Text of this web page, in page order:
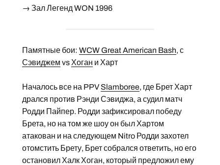
→ Зал Легенд WON 1996
Памятные бои: WCW Great American Bash, с
Сэвиджем vs Хоган и Харт
Началось все на PPV Slamboree, где Брет Харт
дрался против Рэнди Сэвиджа, а судил матч
Родди Пайпер. Родди зафиксировал победу
Брета, но на том же шоу он был Хартом
атакован и на следующем Nitro Родди захотел
отомстить Брету, Брет собрался ответить, но его
остановил Халк Хоган, который предложил ему